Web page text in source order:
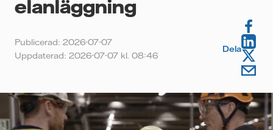
Artiklar
Kundcase
Videor
Podcasts
Event
Vattenfall.se
elanläggning
Publicerad: 2026-07-07
Uppdaterad: 2026-07-07 kl. 08:46
Dela